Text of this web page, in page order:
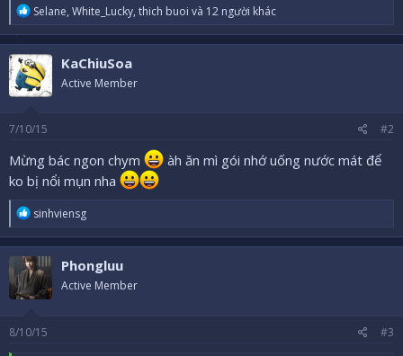
R
e
a
c
t
i
o
s
Selane, White_Lucky, thich buoi và 12 người khác
KaChiuSoa
Active Member
7/10/15 #2
Mừng bác ngon chym
àh ăn mì gói nhớ uống nước mát để
ko bị nổi mụn nha
R
e
a
c
t
i
o
s
sinhviensg
Phongluu
Active Member
8/10/15 #3